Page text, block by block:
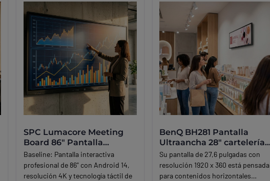
integral para centros comerciales,
salas de control y espacios
corporativos.
SPC Lumacore Meeting
Board 86" Pantalla
Interactiva 4K
Baseline: Pantalla interactiva
profesional de 86" con Android 14,
resolución 4K y tecnología táctil de
BenQ BH281 Pantalla
Ultraancha 28" cartelería
digital
Su pantalla de 27,6 pulgadas con
resolución 1920 x 360 está pensada
para contenidos horizontales